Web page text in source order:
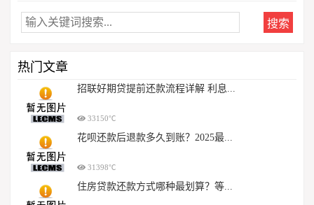
热门文章
招联好期贷提前还款流程详解 利息...
33150℃
花呗还款后退款多久到账？2025最...
31398℃
住房贷款还款方式哪种最划算？等...